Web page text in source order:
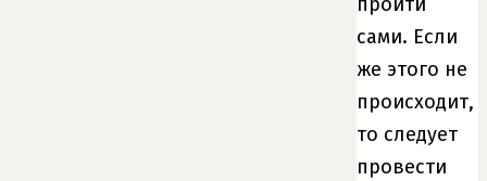
сами. Если
же этого не
происходит,
то следует
провести